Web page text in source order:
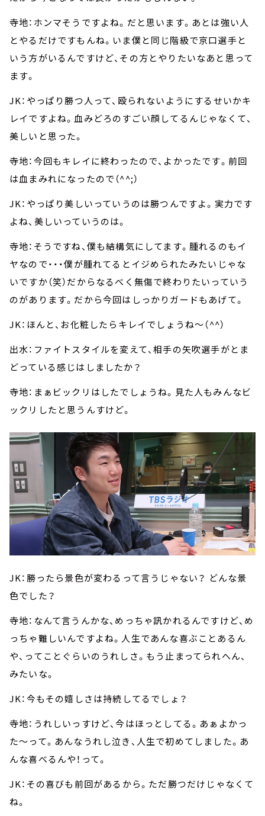
寺地：ホンマそうですよね。だと思います。あとは強い人
とやるだけですもんね。いま僕と同じ階級で京口選手と
いう方がいるんですけど、その方とやりたいなあと思って
ます。
JK：やっぱり勝つ人って、殴られないようにするせいかキ
レイですよね。血みどろのすごい顔してるんじゃなくて、
美しいと思った。
寺地：今回もキレイに終わったので、よかったです。前回
は血まみれになったので（^^;）
JK：やっぱり美しいっていうのは勝つんですよ。実力です
よね、美しいっていうのは。
寺地：そうですね、僕も結構気にしてます。腫れるのもイ
ヤなので・・・僕が腫れてるとイジめられたみたいじゃな
いですか（笑）だからなるべく無傷で終わりたいっていう
のがあります。だから今回はしっかりガードもあげて。
JK：ほんと、お化粧したらキレイでしょうね～（^^）
出水：ファイトスタイルを変えて、相手の矢吹選手がとま
どっている感じはしましたか？
寺地：まぁビックリはしたでしょうね。見た人もみんなビ
ックリしたと思うんすけど。
JK：勝ったら景色が変わるって言うじゃない？ どんな景
色でした？
寺地：なんて言うんかな、めっちゃ訊かれるんですけど、め
っちゃ難しいんですよね。人生であんな喜ぶことあるん
や、ってことぐらいのうれしさ。もう止まってられへん、
みたいな。
JK：今もその嬉しさは持続してるでしょ？
寺地：うれしいっすけど、今はほっとしてる。あぁよかっ
た～って。あんなうれし泣き、人生で初めてしました。あ
んな喜べるんや！って。
JK：その喜びも前回があるから。ただ勝つだけじゃなくて
ね。